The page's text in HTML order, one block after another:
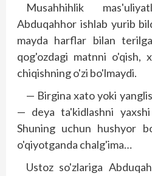
Musahhihlik
Abduqahhor ishlab yurib
mayda harflar bilan
qog'ozdagi matnni o'qish,
chiqishning o'zi bo'lmaydi.
— Birgina xato yoki
— deya ta'kidlashni
Shuning uchun hushyor
o'qiyotganda chalg'ima…
Ustoz so'zlariga